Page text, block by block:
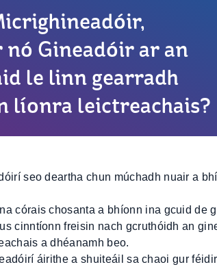
Gineadóir ar an
le linn gearradh
líonra leictreachais?
seo deartha chun múchadh nuair a
córais chosanta a bhíonn ina gcuid de
cinntíonn freisin nach gcruthóidh an
a dhéanamh beo.
áirithe a shuiteáil sa chaoi gur